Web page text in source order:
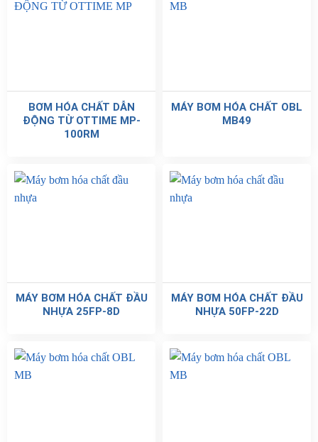
BƠM HÓA CHẤT DẪN
ĐỘNG TỪ OTTIME MP-
100RM
MÁY BƠM HÓA CHẤT OBL
MB49
MÁY BƠM HÓA CHẤT ĐẦU
NHỰA 25FP-8D
MÁY BƠM HÓA CHẤT ĐẦU
NHỰA 50FP-22D